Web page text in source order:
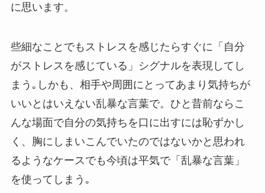
に思います。
些細なことでもストレスを感じたらすぐに「自分
がストレスを感じている」シグナルを表現してし
まう｡しかも、相手や周囲にとってあまり気持ちが
いいとはいえない乱暴な言葉で。ひと昔前ならこ
んな場面で自分の気持ちを口に出すには恥ずかし
く、胸にしまいこんでいたのではないかと思われ
るようなケースでも今頃は平気で「乱暴な言葉」
を使ってしまう｡